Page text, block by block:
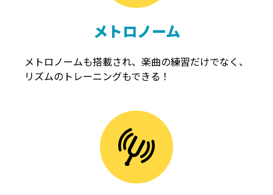
メトロノーム
メトロノームも搭載され、楽曲の練習だけでなく、
リズムのトレーニングもできる！